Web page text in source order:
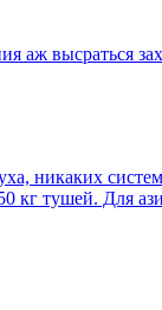
аж высраться
никаких
тушей. Для